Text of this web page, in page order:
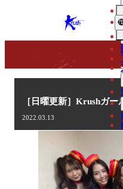
KRUSH
［日曜更新］Krushガー
2022.03.13